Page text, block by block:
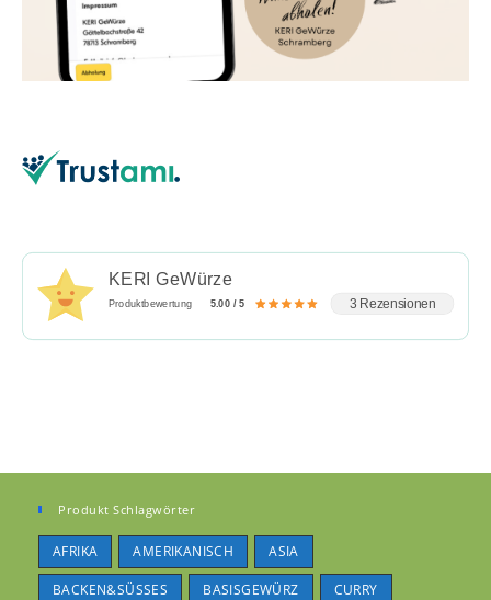
KERI GeWürze
Produktbewertung 5.00 / 5 3 Rezensionen
Produkt Schlagwörter
AFRIKA AMERIKANISCH ASIA
BACKEN&SÜSSES BASISGEWÜRZ CURRY